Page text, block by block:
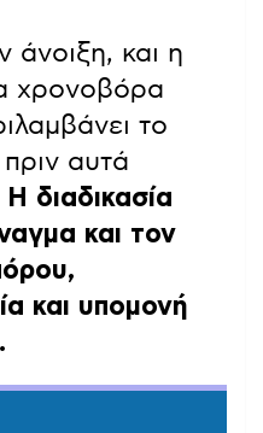
άνοιξη, και η
χρονοβόρα
το
αυτά
Η διαδικασία
και τον
και υπομονή